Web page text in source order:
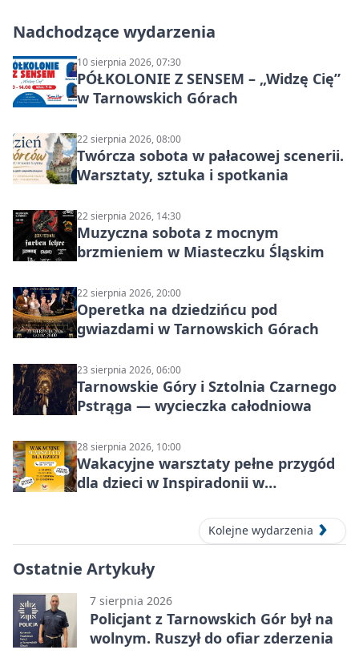
Nadchodzące wydarzenia
10 sierpnia 2026, 07:30
PÓŁKOLONIE Z SENSEM – „Widzę Cię”
w Tarnowskich Górach
22 sierpnia 2026, 08:00
Twórcza sobota w pałacowej scenerii.
Warsztaty, sztuka i spotkania
22 sierpnia 2026, 14:30
Muzyczna sobota z mocnym
brzmieniem w Miasteczku Śląskim
22 sierpnia 2026, 20:00
Operetka na dziedzińcu pod
gwiazdami w Tarnowskich Górach
23 sierpnia 2026, 06:00
Tarnowskie Góry i Sztolnia Czarnego
Pstrąga — wycieczka całodniowa
28 sierpnia 2026, 10:00
Wakacyjne warsztaty pełne przygód
dla dzieci w Inspiradonii w
Kolejne wydarzenia
Ostatnie Artykuły
7 sierpnia 2026
Policjant z Tarnowskich Gór był na
wolnym. Ruszył do ofiar zderzenia